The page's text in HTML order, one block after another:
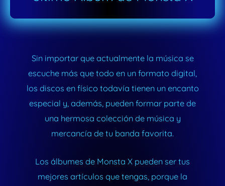
Sin importar que actualmente la música se
escuche más que todo en un formato digital,
los discos en físico todavía tienen un encanto
especial y, además, pueden formar parte de
una hermosa colección de música y
mercancía de tu banda favorita.
Los álbumes de Monsta X pueden ser tus
mejores artículos que tengas, porque la